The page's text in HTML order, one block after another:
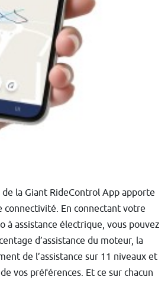
la Giant RideControl App apporte
connectivité. En connectant votre
à assistance électrique, vous pouvez
d’assistance du moteur, la
de l’assistance sur 11 niveaux et
vos préférences. Et ce sur chacun